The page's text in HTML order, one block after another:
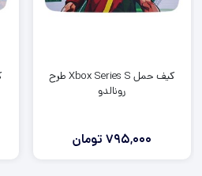
کیف حمل Xbox Series S طرح
رونالدو
795,000 تومان